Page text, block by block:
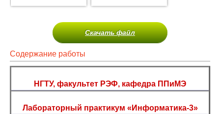
Скачать файл
Содержание работы
НГТУ, факультет РЭФ, кафедра ППиМЭ
Лабораторный практикум «Информатика-3»